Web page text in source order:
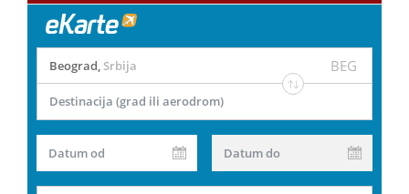
Beograd, Srbija BEG
Destinacija (grad ili aerodrom)
Datum od Datum do